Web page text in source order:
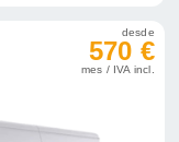
desde
570 €
mes / IVA incl.